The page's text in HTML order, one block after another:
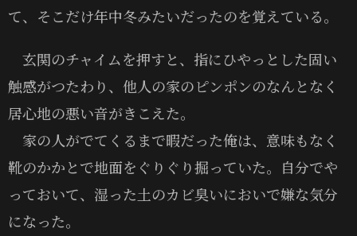
て、そこだけ年中冬みたいだったのを覚えている。
玄関のチャイムを押すと、指にひやっとした固い
触感がつたわり、他人の家のピンポンのなんとなく
居心地の悪い音がきこえた。
家の人がでてくるまで暇だった俺は、意味もなく
靴のかかとで地面をぐりぐり掘っていた。自分でや
っておいて、湿った土のカビ臭いにおいで嫌な気分
になった。